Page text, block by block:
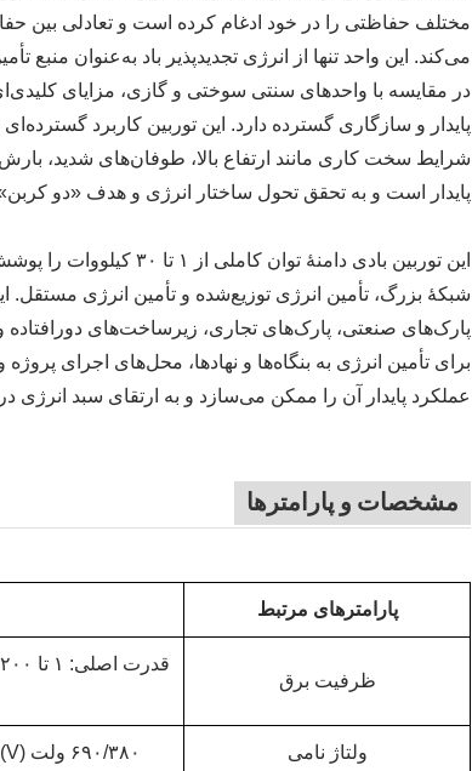
مختلف حفاظتی را در خود ادغام کرده است و تعادلی بین
می‌کند. این واحد تنها از انرژی تجدیدپذیر باد به‌عنوان
در مقایسه با واحدهای سنتی سوختی و گازی، مزایای
پایدار و سازگاری گسترده دارد. این توربین کاربرد
شرایط سخت کاری مانند ارتفاع بالا، طوفان‌های شدید،
پایدار است و به تحقق تحول ساختار انرژی و هدف «دو
این توربین بادی دامنهٔ
شبکهٔ بزرگ، تأمین انرژی توزیع‌شده و تأمین انرژی مستقل.
پارک‌های صنعتی، پارک‌های تجاری، زیرساخت‌های
برای تأمین انرژی به بنگاه‌ها و نهادها، محل‌های اجرای
عملکرد پایدار آن را ممکن می‌سازد و به ارتقای سبد
مشخصات و پارامترها
پارامترهای مرتبط
ظرفیت برق
ولتاژ نامی ۶۹۰/۳۸۰ ولت (V)، مشخصات قابل سفارشی‌سازی برای اتصال به شبکه با ولتاژ بالا